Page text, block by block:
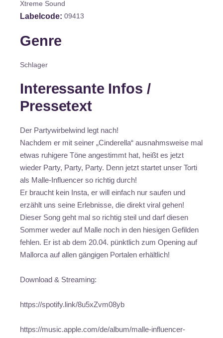
Xtreme Sound
Labelcode 09413
Genre
Schlager
Interessante Infos /
Pressetext
Der Partywirbelwind legt nach!
Nachdem er mit seiner „Cinderella“ ausnahmsweise mal
etwas ruhigere Töne angestimmt hat, heißt es jetzt
wieder Party, Party, Party. Denn jetzt startet unser Torti
als Malle-Influencer so richtig durch!
Er braucht kein Insta, er will einfach nur saufen und
erzählt uns seine Erlebnisse, die direkt viral gehen!
Dieser Song geht mal so richtig steil und darf diesen
Sommer weder auf Malle noch in den hiesigen Gefilden
fehlen. Er ist ab dem 20.04. pünktlich zum Opening auf
Mallorca auf allen gängigen Portalen erhältlich!
Download & Streaming:
https://spotify.link/8u5xZvm08yb
https://music.apple.com/de/album/malle-influencer-